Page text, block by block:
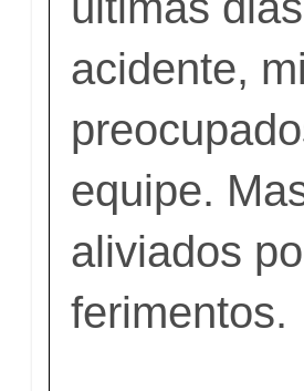
acidente,
equipe.
aliviados
ferimentos.